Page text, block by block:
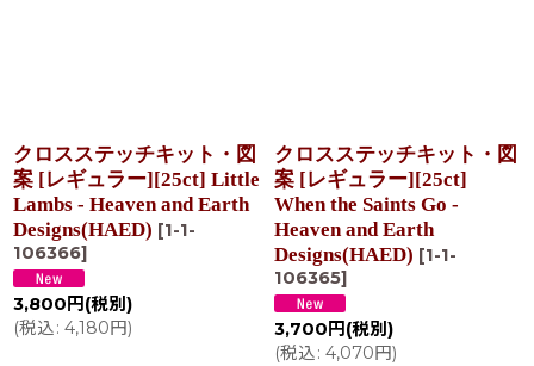
クロスステッチキット・図
案 [レギュラー][25ct] Little
Lambs - Heaven and Earth
Designs(HAED) [1-1-
106366]
3,800 円 (税別)
(税込: 4,180円)
クロスステッチキット・図
案 [レギュラー][25ct]
When the Saints Go -
Heaven and Earth
Designs(HAED) [1-1-
106365]
3,700 円 (税別)
(税込: 4,070円)